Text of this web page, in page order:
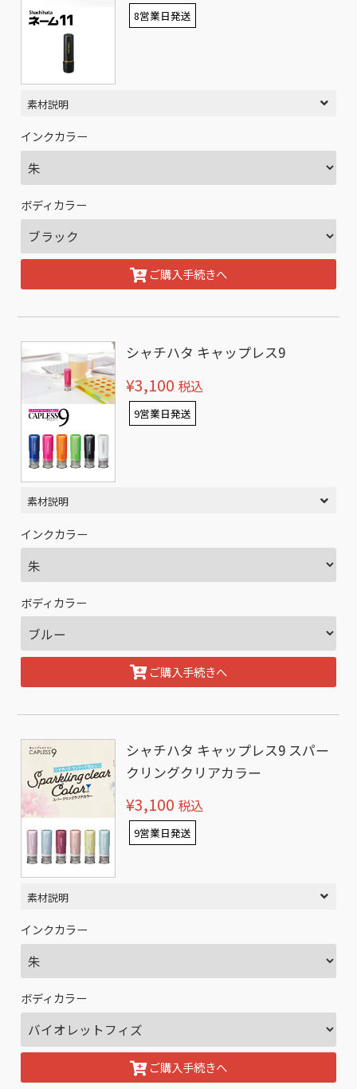
8営業日発送
素材説明
インクカラー
ボディカラー
ご購入手続きへ
シャチハタ キャップレス9
¥3,100 税込
9営業日発送
素材説明
インクカラー
ボディカラー
ご購入手続きへ
シャチハタ キャップレス9 スパー
クリングクリアカラー
¥3,100 税込
9営業日発送
素材説明
インクカラー
ボディカラー
ご購入手続きへ